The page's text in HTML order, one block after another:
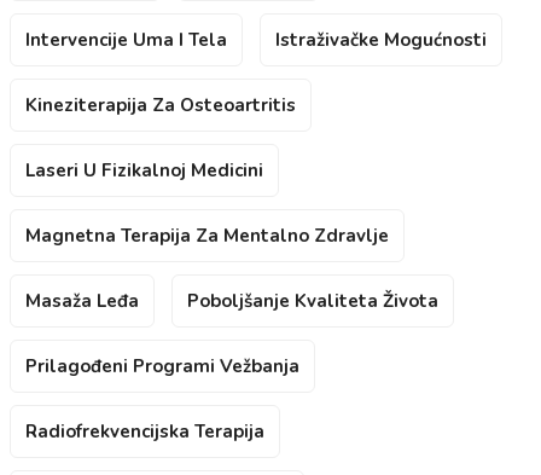
Intervencije Uma I Tela Istraživačke Mogućnosti
Kineziterapija Za Osteoartritis
Laseri U Fizikalnoj Medicini
Magnetna Terapija Za Mentalno Zdravlje
Masaža Leđa Poboljšanje Kvaliteta Života
Prilagođeni Programi Vežbanja
Radiofrekvencijska Terapija